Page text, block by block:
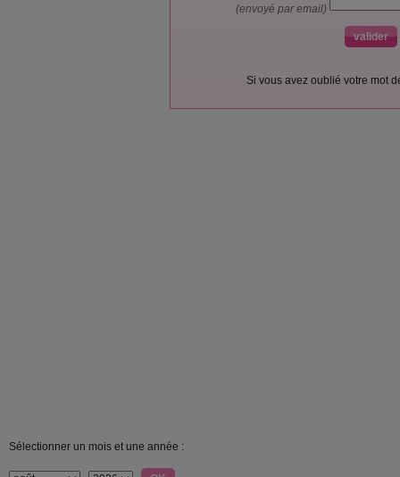
(envoyé par email)
Si vous avez oublié votre mot
Sélectionner un mois et une année :